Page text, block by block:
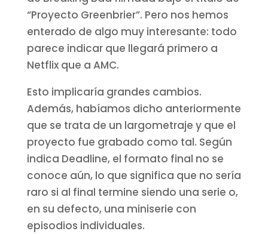
“Proyecto Greenbrier”. Pero nos hemos
enterado de algo muy interesante: todo
parece indicar que llegará primero a
Netflix que a AMC.
Esto implicaría grandes cambios.
Además, habíamos dicho anteriormente
que se trata de un largometraje y que el
proyecto fue grabado como tal. Según
indica Deadline, el formato final no se
conoce aún, lo que significa que no sería
raro si al final termine siendo una serie o,
en su defecto, una miniserie con
episodios individuales.